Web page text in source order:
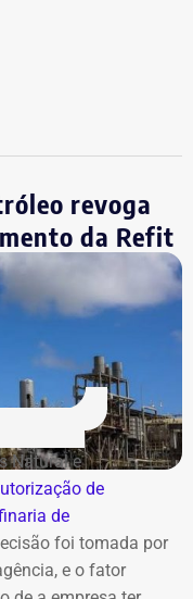
revoga
da Refit
Natural e
de
de
foi tomada por
e o fator